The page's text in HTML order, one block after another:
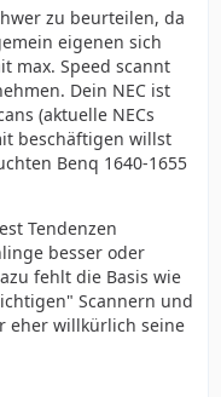
zu beurteilen, da
eigenen sich
max. Speed scannt
Dein NEC ist
(aktuelle NECs
beschäftigen willst
Benq 1640-1655
Tendenzen
besser oder
fehlt die Basis wie
Scannern und
eher willkürlich seine